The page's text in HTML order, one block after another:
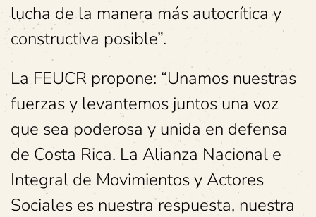
lucha de la manera más autocrítica y
constructiva posible”.
La FEUCR propone: “Unamos nuestras
fuerzas y levantemos juntos una voz
que sea poderosa y unida en defensa
de Costa Rica. La Alianza Nacional e
Integral de Movimientos y Actores
Sociales es nuestra respuesta, nuestra